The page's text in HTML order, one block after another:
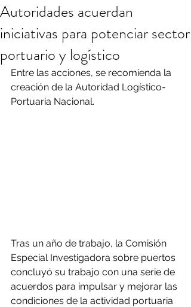
Autoridades acuerdan
iniciativas para potenciar sector
portuario y logístico
Entre las acciones, se recomienda la
creación de la Autoridad Logístico-
Portuaria Nacional.
Tras un año de trabajo, la Comisión
Especial Investigadora sobre puertos
concluyó su trabajo con una serie de
acuerdos para impulsar y mejorar las
condiciones de la actividad portuaria